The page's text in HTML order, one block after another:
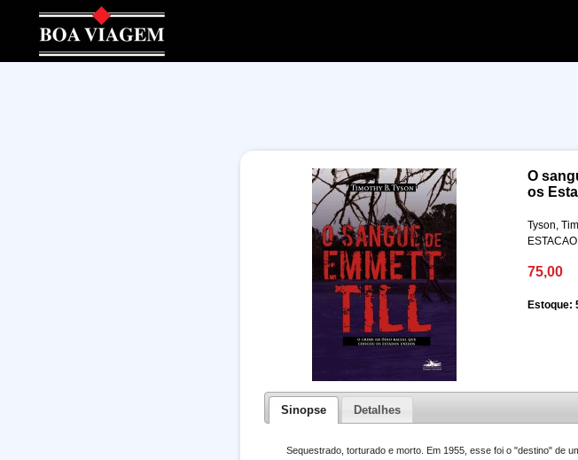
O
os
Tyson,
75,00
Estoque:
Sinopse Detalhes
Sequestrado, torturado e morto. Em 1955, esse foi o "destino" de